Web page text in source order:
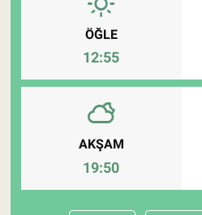
ÖĞLE
12:55
AKŞAM
19:50
Tahıllar ve Baklagiller
Tohum